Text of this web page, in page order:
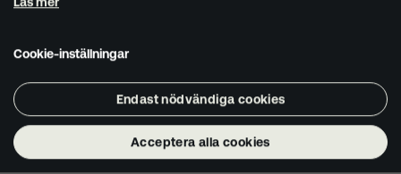
Surfing
Cookie-inställningar
Endast nödvändiga cookies
Acceptera alla cookies